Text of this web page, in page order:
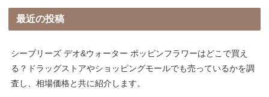
最近の投稿
シーブリーズ デオ&ウォーター ポッピンフラワーはどこで買え
る？ドラッグストアやショッピングモールでも売っているかを調
査し、相場価格と共に紹介します。